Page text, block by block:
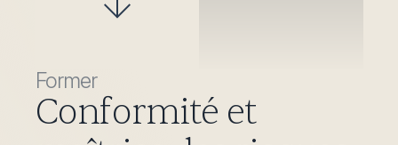
Former
Conformité et